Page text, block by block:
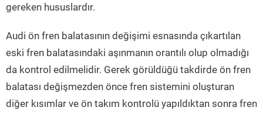
gereken hususlardır.
Audi ön fren balatasının değişimi esnasında çıkartılan
eski fren balatasındaki aşınmanın orantılı olup olmadığı
da kontrol edilmelidir. Gerek görüldüğü takdirde ön fren
balatası değişmezden önce fren sistemini oluşturan
diğer kısımlar ve ön takım kontrolü yapıldıktan sonra fren